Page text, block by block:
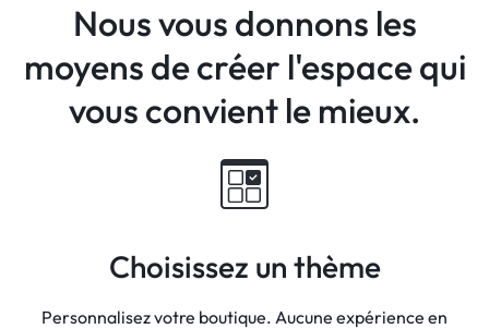
Nous vous donnons les
moyens decréer l'espace qui
vous convient le mieux.
Choisissez un thème
Personnalisez votre boutique. Aucune expérience en